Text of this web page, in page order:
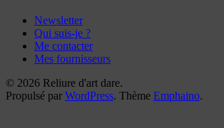
Newsletter
Qui suis-je ?
Me contacter
Mes fournisseurs
© 2026 Reliure d'art dare.
Propulsé par WordPress. Thème Emphaino.